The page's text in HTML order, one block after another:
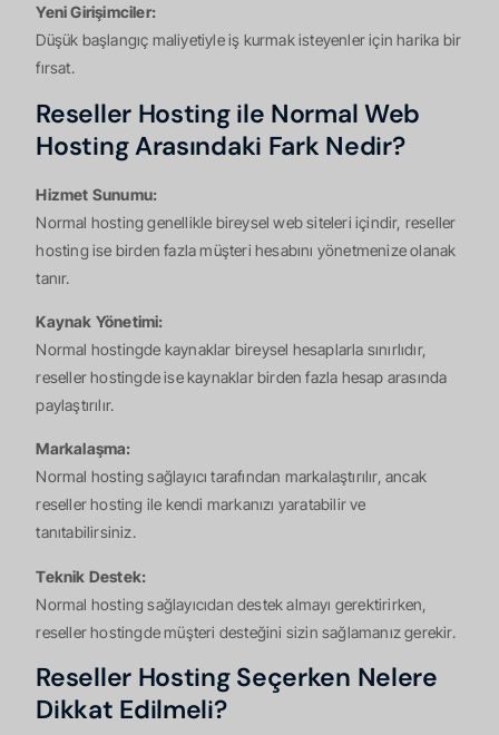
Yeni Girişimciler:
Düşük başlangıç maliyetiyle iş kurmak isteyenler için harika bir
fırsat.
Reseller Hosting ile Normal Web
Hosting Arasındaki Fark Nedir?
Hizmet Sunumu:
Normal hosting genellikle bireysel web siteleri içindir, reseller
hosting ise birden fazla müşteri hesabını yönetmenize olanak
tanır.
Kaynak Yönetimi:
Normal hostingde kaynaklar bireysel hesaplarla sınırlıdır,
reseller hostingde ise kaynaklar birden fazla hesap arasında
paylaştırılır.
Markalaşma:
Normal hosting sağlayıcı tarafından markalaştırılır, ancak
reseller hosting ile kendi markanızı yaratabilir ve
tanıtabilirsiniz.
Teknik Destek:
Normal hosting sağlayıcıdan destek almayı gerektirirken,
reseller hostingde müşteri desteğini sizin sağlamanız gerekir.
Reseller Hosting Seçerken Nelere
Dikkat Edilmeli?